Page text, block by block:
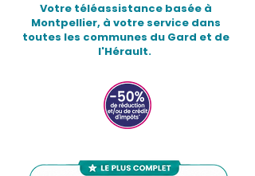
Votre téléassistance basée à
Montpellier, à votre service dans
toutes les communes du Gard et de
l'Hérault.